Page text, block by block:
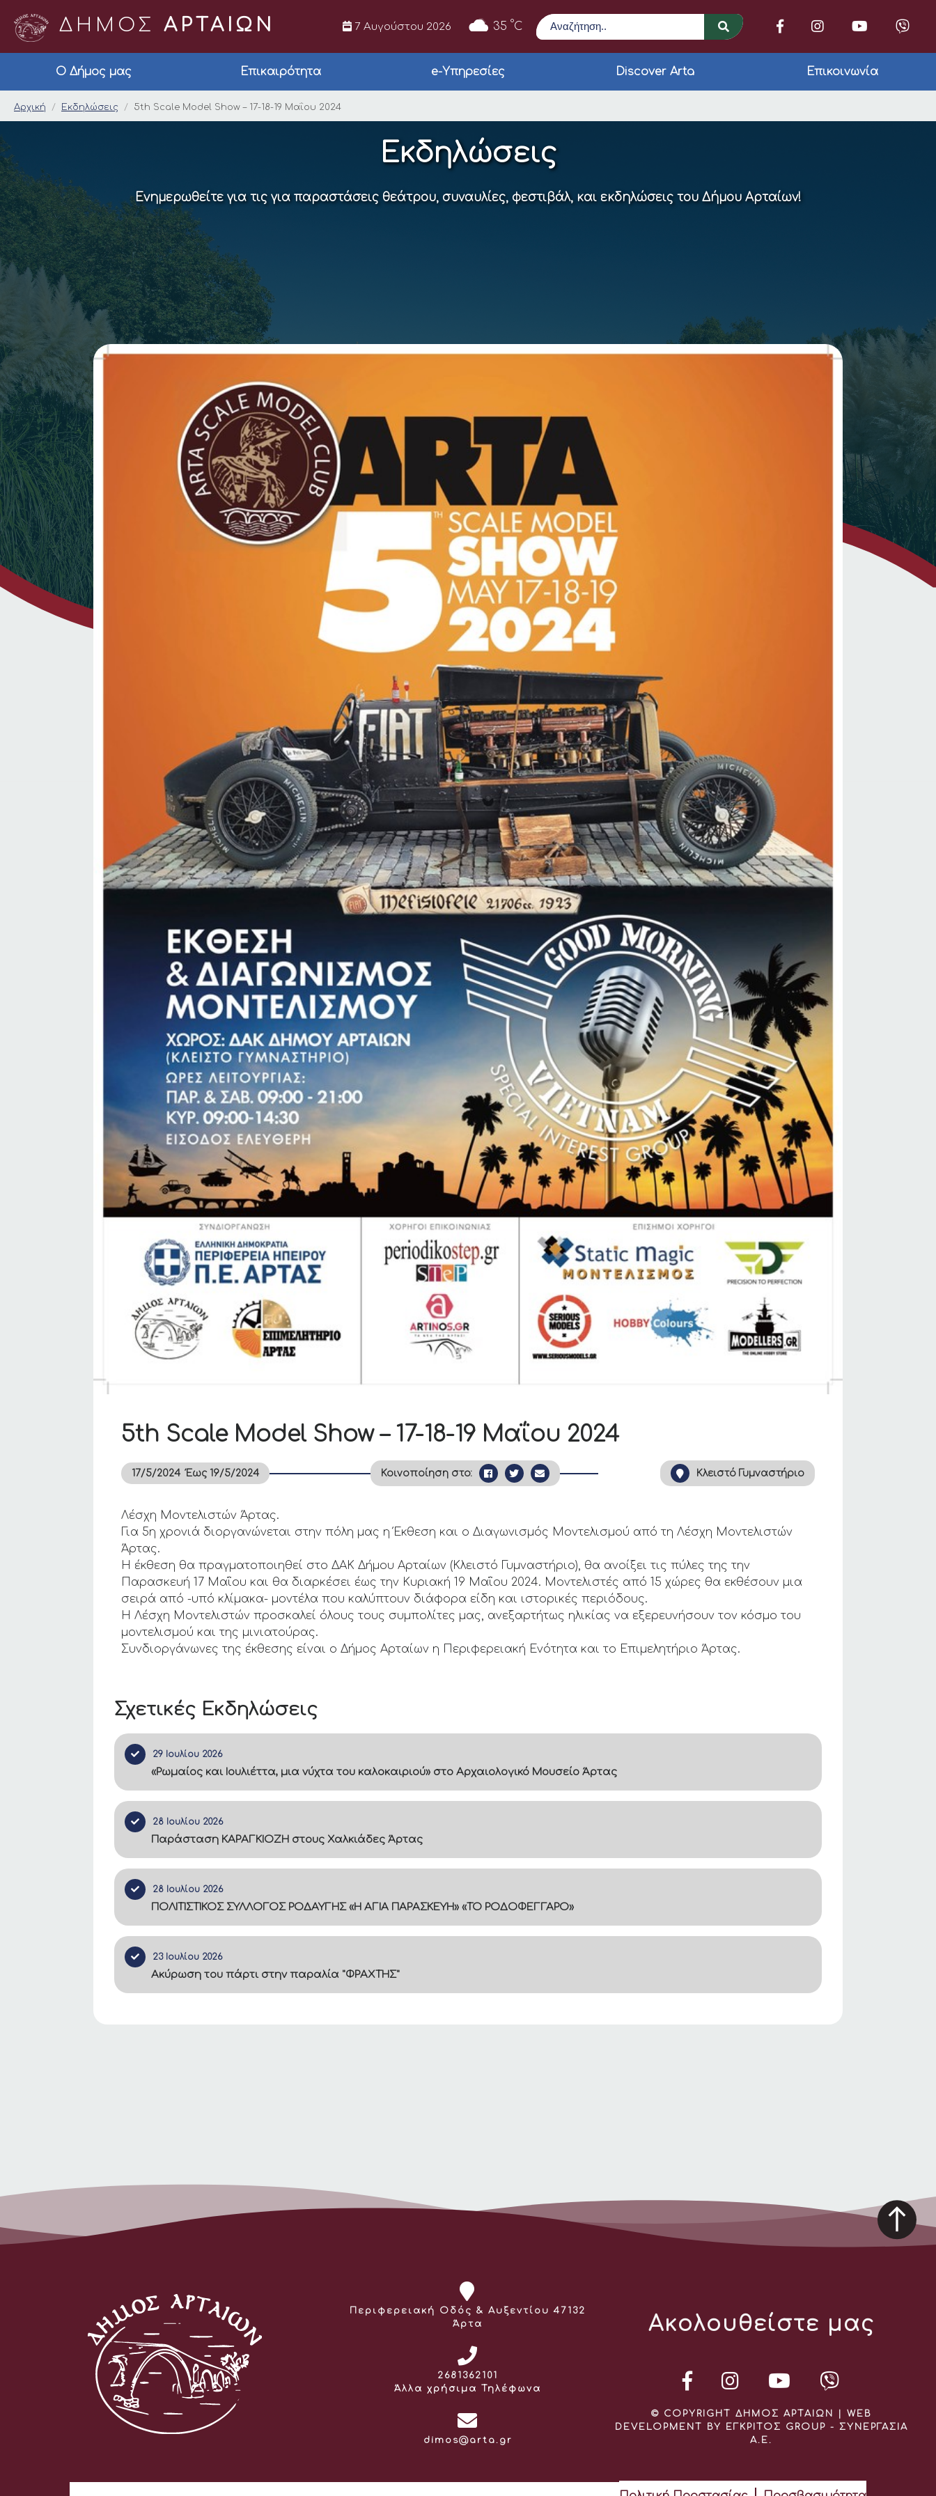
ΔΗΜΟΣ ΑΡΤΑΙΩΝ 7 Αυγούστου 2026 35 °C
Αναζήτηση
Ο Δήμος μας Επικαιρότητα e-Υπηρεσίες Discover Arta Επικοινωνία
5th Scale Model Show – 17-18-19 Μαΐου 2024
Αρχική Εκδηλώσεις 5th Scale Model Show – 17-18-19 Μαΐου 2024
Εκδηλώσεις
Ενημερωθείτε για τις για παραστάσεις θεάτρου, συναυλίες, φεστιβάλ, και εκδηλώσεις του Δήμου Αρταίων!
Σχετικές Εκδηλώσεις
29 Ιουλίου 2026
«Ρωμαίος και Ιουλιέττα, μια νύχτα του καλοκαιριού» στο Αρχαιολογικό Μουσείο Άρτας
28 Ιουλίου 2026
Παράσταση ΚΑΡΑΓΚΙΟΖΗ στους Χαλκιάδες Άρτας
28 Ιουλίου 2026
ΠΟΛΙΤΙΣΤΙΚΟΣ ΣΥΛΛΟΓΟΣ ΡΟΔΑΥΓΗΣ «Η ΑΓΙΑ ΠΑΡΑΣΚΕΥΗ» «ΤΟ ΡΟΔΟΦΕΓΓΑΡΟ»
23 Ιουλίου 2026
Ακύρωση του πάρτι στην παραλία "ΦΡΑΧΤΗΣ"
5th Scale Model Show – 17-18-19 Μαΐου 2024
17/5/2024Έως 19/5/2024 Κοινοποίηση στο: Κλειστό Γυμναστήριο
Λέσχη Μοντελιστών Άρτας.
Για 5η χρονιά διοργανώνεται στην πόλη μας η Έκθεση και ο Διαγωνισμός Μοντελισμού από τη Λέσχη Μοντελιστών
Άρτας.
Η έκθεση θα πραγματοποιηθεί στο ΔΑΚ Δήμου Αρταίων (Κλειστό Γυμναστήριο), θα ανοίξει τις πύλες της την
Παρασκευή 17 Μαΐου και θα διαρκέσει έως την Κυριακή 19 Μαΐου 2024. Μοντελιστές από 15 χώρες θα εκθέσουν μια
σειρά από -υπό κλίμακα- μοντέλα που καλύπτουν διάφορα είδη και ιστορικές περιόδους.
Η Λέσχη Μοντελιστών προσκαλεί όλους τους συμπολίτες μας, ανεξαρτήτως ηλικίας να εξερευνήσουν τον κόσμο του
μοντελισμού και της μινιατούρας.
Συνδιοργάνωνες της έκθεσης είναι ο Δήμος Αρταίων η Περιφερειακή Ενότητα και το Επιμελητήριο Άρτας.
Διεύθυνση:
Περιφερειακή Οδός & Αυξεντίου 47132
Άρτα
Τηλέφωνο:
2681362101
Άλλα χρήσιμα Τηλέφωνα
Email:
dimos@arta.gr
Ακολουθείστε μας
© COPYRIGHT ΔΗΜΟΣ ΑΡΤΑΙΩΝ | WEB
DEVELOPMENT BY ΕΓΚΡΙΤΟΣ GROUP - ΣΥΝΕΡΓΑΣΙΑ
Α.Ε.